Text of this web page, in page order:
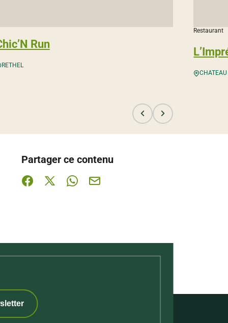
Run
RETHEL
Restaurant
Partager ce contenu
Partager sur Facebook (nouvelle fenêtre)
Partager sur X / Twitter (nouvelle fenêtre)
Partager sur WhatsApp
Partager par mail